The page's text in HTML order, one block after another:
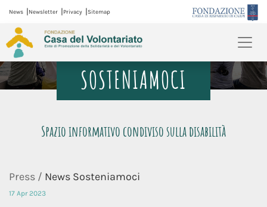
News |Newsletter |Privacy |Sitemap
SOSTENIAMOCI
Spazio informativo condiviso sulla disabilità
Press / News Sosteniamoci
17 Apr 2023